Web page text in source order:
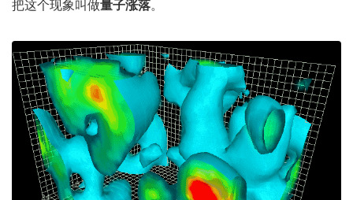
把这个现象叫做量子涨落。